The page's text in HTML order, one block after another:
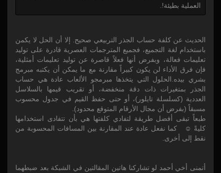
العملية بطيئة!.
الحديث عن كلفة حساب الجذر التربيعي صحيح. إلا أن الحل لا يكمن
باستخدام لغة التجميع، فجميع المترجمات العصرية قادرة على توليد
تعليمات فعالة، وبفرض أنها فعلاً قاصرة عن توليد تعليمات أمثلية،
فإن فرق الأداء لن يكون كبيراً مقارنة مع ما يمكن أن يكتبه مبرمج
بشري بيده.الحلول التي يتخذها مبرمجو الألعاب عادة هي حساب
الجذر بمتغيرات ذات دقة منخفضة، أو تقريب قيمها بالسلاسل
العددية (كسلسلة تايلور)، أو حتى حفظ القيم في جدول محسوب
مسبقاً (بفرض أن مجال الأرقام المتوقع محدود).
طبعاً تبقى أفضل طريقة لتفادي كلفتها هي بأن تتفادى استخدامها
كليةً ☺ كما نفعل عادة عند المقارنة بين المسافات المحسوبة من
نقط إلى أخرى.
أتمنى أخي أحمد لو تشاركنا هاتين المقالتين في الشبكة بعد ضبطهما